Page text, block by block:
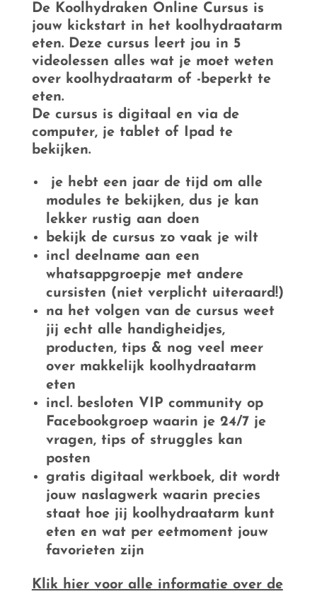
De Koolhydraken Online Cursus is
jouw kickstart in het koolhydraatarm
eten. Deze cursus leert jou in 5
videolessen alles wat je moet weten
over koolhydraatarm of -beperkt te
eten.
De cursus is digitaal en via de
computer, je tablet of Ipad te
bekijken.
je hebt een jaar de tijd om alle
modules te bekijken, dus je kan
lekker rustig aan doen
bekijk de cursus zo vaak je wilt
incl deelname aan een
whatsappgroepje met andere
cursisten (niet verplicht uiteraard!)
na het volgen van de cursus weet
jij echt alle handigheidjes,
producten, tips & nog veel meer
over makkelijk koolhydraatarm
eten
incl. besloten VIP community op
Facebookgroep waarin je 24/7 je
vragen, tips of struggles kan
posten
gratis digitaal werkboek, dit wordt
jouw naslagwerk waarin precies
staat hoe jij koolhydraatarm kunt
eten en wat per eetmoment jouw
favorieten zijn
Klik hier voor alle informatie over de